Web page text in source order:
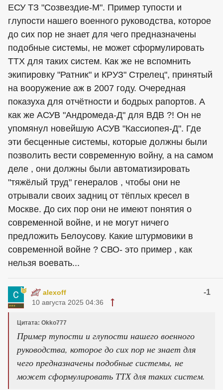
ЕСУ ТЗ "Созвездие-М". Пример тупости и
глупости нашего военного руководства, которое
до сих пор не знает для чего предназначены
подобные системы, не может сформулировать
ТТХ для таких систем. Как же не вспомнить
экипировку "Ратник" и КРУЗ" Стрелец", принятый
на вооружение аж в 2007 году. Очередная
показуха для отчётности и бодрых рапортов. А
как же АСУВ "Андромеда-Д" для ВДВ ?! Он не
упомянул новейшую АСУВ "Кассиопея-Д". Где
эти бесценные системы, которые должны были
позволить вести современную войну, а на самом
деле , они должны были автоматизировать
"тяжёлый труд" генералов , чтобы они не
отрывали своих задниц от тёплых кресел в
Москве. До сих пор они не имеют понятия о
современной войне, и не могут ничего
предложить Белоусову. Какие штурмовики в
современной войне ? СВО- это пример , как
нельзя воевать...
alexoff -1
10 августа 2025 04:36
Цитата: Okko777
Пример тупости и глупости нашего военного
руководства, которое до сих пор не знает для
чего предназначены подобные системы, не
может сформулировать ТТХ для таких систем.